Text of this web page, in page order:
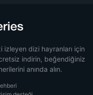
izleyen dizi hayranları için
indirin, beğendiğiniz
anında alın.